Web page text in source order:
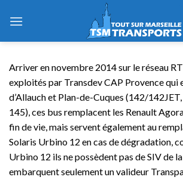
Arriver en novembre 2014 sur le réseau
exploités par Transdev CAP Provence qui
d’Allauch et Plan-de-Cuques (142/
145), ces bus remplacent les Renault
fin de vie, mais servent également au
Solaris Urbino 12 en cas de dégradation,
Urbino 12 ils ne possèdent pas de SIV de
embarquent seulement un valideur